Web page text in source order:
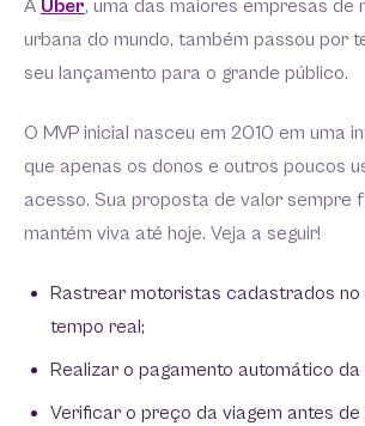
A Uber, uma das maiores empresas de
urbana do mundo, também passou por
seu lançamento para o grande público.
O MVP inicial nasceu em 2010 em uma
que apenas os donos e outros poucos
acesso. Sua proposta de valor sempre
mantém viva até hoje. Veja a seguir!
Rastrear motoristas cadastrados no
tempo real;
Realizar o pagamento automático
Verificar o preço da viagem antes